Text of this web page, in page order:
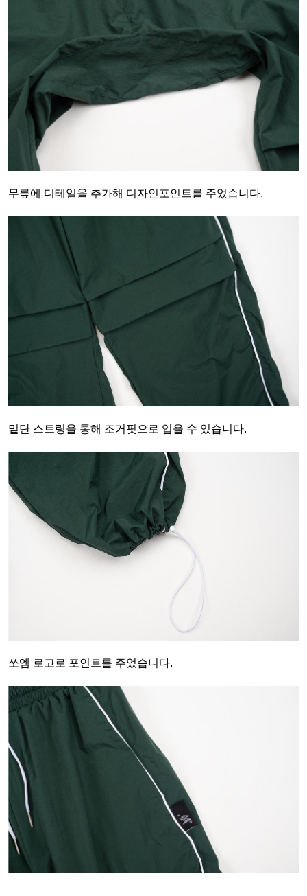
무릎에 디테일을 추가해 디자인포인트를 주었습니다.
밑단 스트링을 통해 조거핏으로 입을 수 있습니다.
쏘엠 로고로 포인트를 주었습니다.